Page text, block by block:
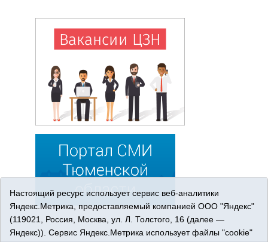
Настоящий ресурс использует сервис веб-аналитики
Яндекс.Метрика, предоставляемый компанией ООО "Яндекс"
(119021, Россия, Москва, ул. Л. Толстого, 16 (далее —
Яндекс)). Сервис Яндекс.Метрика использует файлы "cookie"